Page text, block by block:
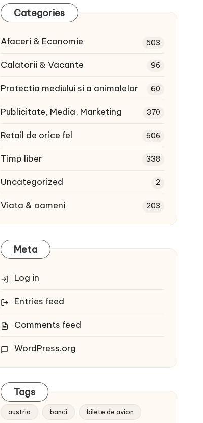
Categories
Afaceri & Economie 503
Calatorii & Vacante 96
Protectia mediului si a animalelor 60
Publicitate, Media, Marketing 370
Retail de orice fel 606
Timp liber 338
Uncategorized 2
Viata & oameni 203
Meta
Log in
Entries feed
Comments feed
WordPress.org
Tags
austria banci bilete de avion